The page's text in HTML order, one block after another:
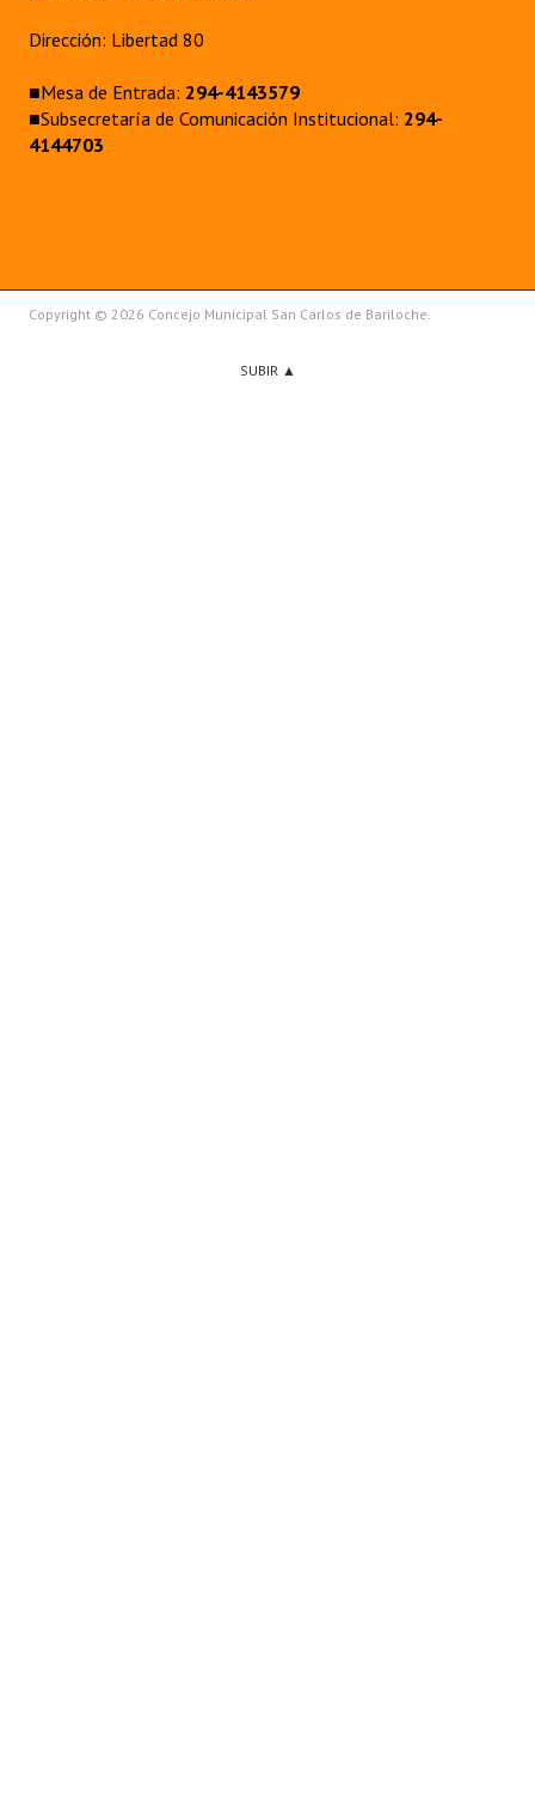
Dirección: Libertad 80
■Mesa de Entrada: 294-4143579
■Subsecretaría de Comunicación Institucional: 294-
4144703
Copyright © 2026 Concejo Municipal San Carlos de Bariloche.
SUBIR ▲